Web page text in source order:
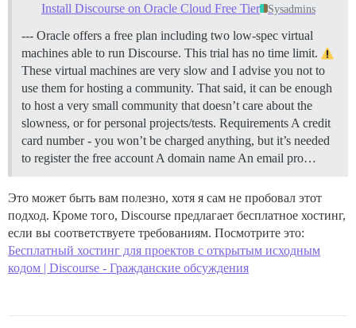
Install Discourse on Oracle Cloud Free Tier Sysadmins
--- Oracle offers a free plan including two low-spec virtual
machines able to run Discourse. This trial has no time limit.
These virtual machines are very slow and I advise you not to
use them for hosting a community. That said, it can be enough
to host a very small community that doesn’t care about the
slowness, or for personal projects/tests. Requirements A credit
card number - you won’t be charged anything, but it’s needed
to register the free account A domain name An email pro…
Это может быть вам полезно, хотя я сам не пробовал этот
подход. Кроме того, Discourse предлагает бесплатное хостинг,
если вы соответствуете требованиям. Посмотрите это:
Бесплатный хостинг для проектов с открытым исходным
кодом | Discourse - Гражданские обсуждения